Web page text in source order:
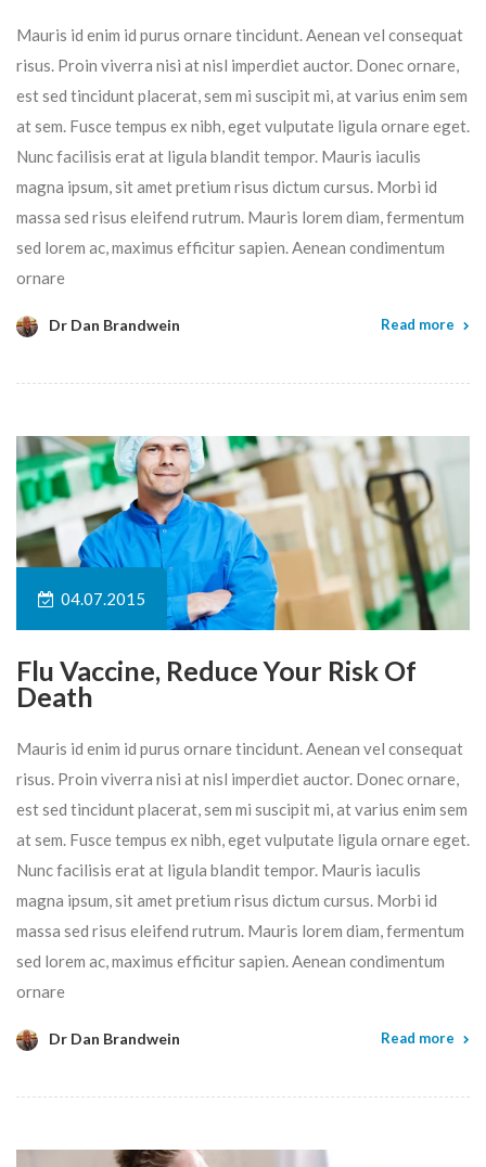
Mauris id enim id purus ornare tincidunt. Aenean vel consequat
risus. Proin viverra nisi at nisl imperdiet auctor. Donec ornare,
est sed tincidunt placerat, sem mi suscipit mi, at varius enim sem
at sem. Fusce tempus ex nibh, eget vulputate ligula ornare eget.
Nunc facilisis erat at ligula blandit tempor. Mauris iaculis
magna ipsum, sit amet pretium risus dictum cursus. Morbi id
massa sed risus eleifend rutrum. Mauris lorem diam, fermentum
sed lorem ac, maximus efficitur sapien. Aenean condimentum
ornare
Dr Dan Brandwein Read more
04.07.2015
Flu Vaccine, Reduce Your Risk Of
Death
Mauris id enim id purus ornare tincidunt. Aenean vel consequat
risus. Proin viverra nisi at nisl imperdiet auctor. Donec ornare,
est sed tincidunt placerat, sem mi suscipit mi, at varius enim sem
at sem. Fusce tempus ex nibh, eget vulputate ligula ornare eget.
Nunc facilisis erat at ligula blandit tempor. Mauris iaculis
magna ipsum, sit amet pretium risus dictum cursus. Morbi id
massa sed risus eleifend rutrum. Mauris lorem diam, fermentum
sed lorem ac, maximus efficitur sapien. Aenean condimentum
ornare
Dr Dan Brandwein Read more